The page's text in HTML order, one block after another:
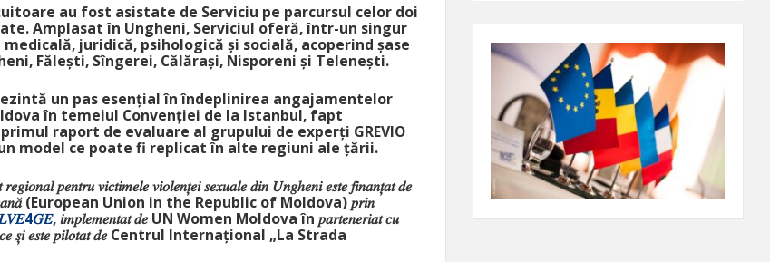
au fost asistate de Serviciu pe parcursul celor doi
Amplasat în Ungheni, Serviciul oferă, într-un singur
juridică, psihologică și socială, acoperind șase
Fălești, Sîngerei, Călărași, Nisporeni și Telenești.
un pas esențial în îndeplinirea angajamentelor
în temeiul Convenției de la Istanbul, fapt
raport de evaluare al grupului de experți GREVIO
model ce poate fi replicat în alte regiuni ale țării.
𝑟𝑒𝑔𝑖𝑜𝑛𝑎𝑙 𝑝𝑒𝑛𝑡𝑟𝑢 𝑣𝑖𝑐𝑡𝑖𝑚𝑒𝑙𝑒 𝑣𝑖𝑜𝑙𝑒𝑛𝑡̦𝑒𝑖 𝑠𝑒𝑥𝑢𝑎𝑙𝑒 𝑑𝑖𝑛 𝑈𝑛𝑔ℎ𝑒𝑛𝑖 𝑒𝑠𝑡𝑒 𝑓𝑖𝑛𝑎𝑛𝑡̦𝑎𝑡 𝑑𝑒
(European Union in the Republic of Moldova) 𝑝𝑟𝑖𝑛
, 𝑖𝑚𝑝𝑙𝑒𝑚𝑒𝑛𝑡𝑎𝑡 𝑑𝑒 UN Women Moldova în 𝑝𝑎𝑟𝑡𝑒𝑛𝑒𝑟𝑖𝑎𝑡 𝑐𝑢
𝑠̦𝑖 𝑒𝑠𝑡𝑒 𝑝𝑖𝑙𝑜𝑡𝑎𝑡 𝑑𝑒 Centrul Internațional „La Strada